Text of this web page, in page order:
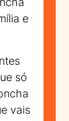
e
só
vais